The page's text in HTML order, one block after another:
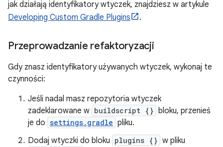
jak działają identyfikatory wtyczek, znajdziesz w artykule
Developing Custom Gradle Plugins
.
Przeprowadzanie refaktoryzacji
Gdy znasz identyfikatory używanych wtyczek, wykonaj te
czynności:
Jeśli nadal masz repozytoria wtyczek
zadeklarowane w buildscript {} bloku, przenieś
je do settings.gradle pliku.
Dodaj wtyczki do bloku plugins {} w pliku